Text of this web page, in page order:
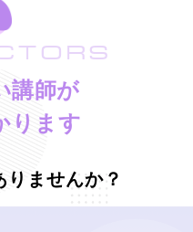
講師が
ります
りませんか？